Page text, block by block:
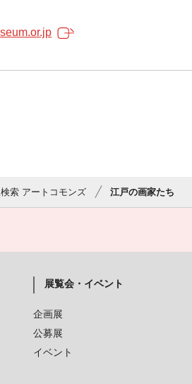
索 アートコモンズ 江戸の画家たち
展覧会・イベント
企画展
公募展
イベント